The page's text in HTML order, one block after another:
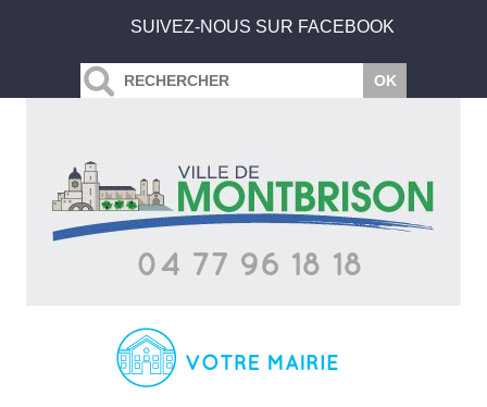
SUIVEZ-NOUS SUR FACEBOOK